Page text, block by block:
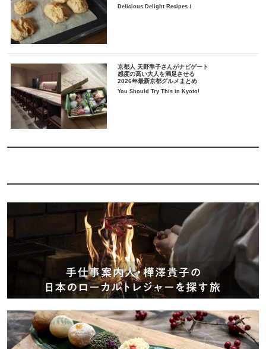
Delicious Delight Recipes！
京都人 天野準子さんがナビゲート
感度の高い大人を満足させる
2026年最新京都グルメまとめ
You Should Try This in Kyoto!